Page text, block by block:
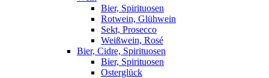
Bier, Spirituosen
Rotwein, Glühwein
Sekt, Prosecco
Weißwein, Rosé
Bier, Cidre, Spirituosen
Bier, Spirituosen
Osterglück